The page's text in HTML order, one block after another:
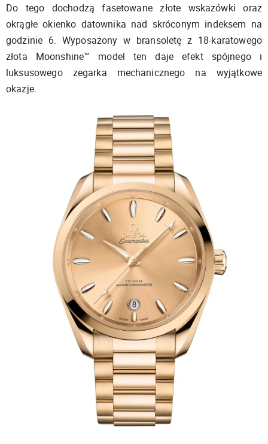
Do tego dochodzą fasetowane złote wskazówki oraz
okrągłe okienko datownika nad skróconym indeksem na
godzinie 6. Wyposażony w bransoletę z 18-karatowego
złota Moonshine™ model ten daje efekt spójnego i
luksusowego zegarka mechanicznego na wyjątkowe
okazje.